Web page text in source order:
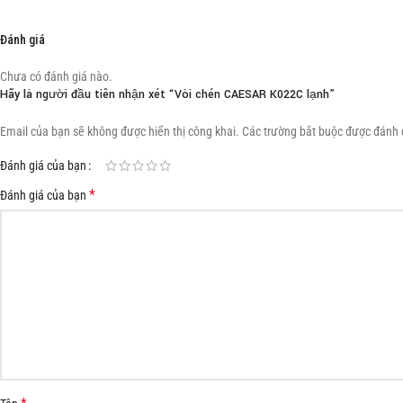
Đánh giá
Chưa có đánh giá nào.
Hãy là người đầu tiên nhận xét “Vòi chén CAESAR K022C lạnh”
Email của bạn sẽ không được hiển thị công khai. Các trường bắt buộc được đánh
Đánh giá của bạn
Đánh giá của bạn *